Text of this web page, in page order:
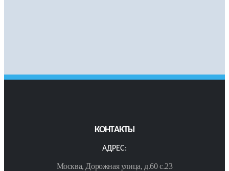
КОНТАКТЫ
АДРЕС:
Москва, Дорожная улица, д.60 с.23